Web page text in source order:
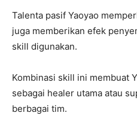
Talenta pasif Yaoyao
juga memberikan efek
skill digunakan.
Kombinasi skill ini membuat
sebagai healer utama atau
berbagai tim.